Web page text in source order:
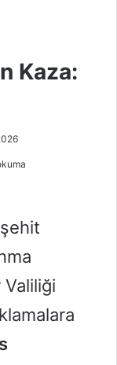
Kaza:
Valiliği